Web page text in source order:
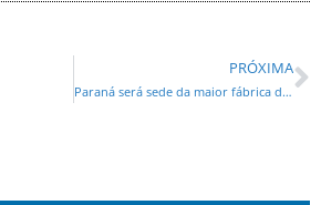
PRÓXIMA
Paraná será sede da maior fábrica de queijos do Brasil